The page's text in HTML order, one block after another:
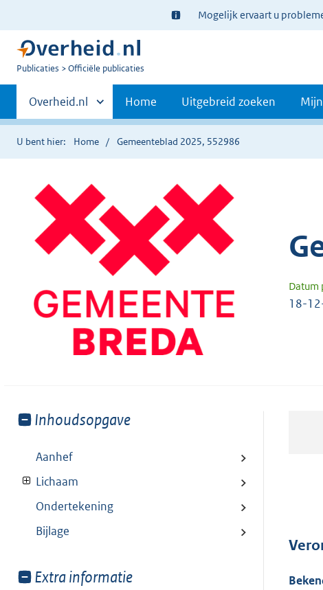
Ter
informatie:
Mogelijk ervaart u
U
Publicaties Officiële publicaties
Primaire
navigatie
Andere
sites
binnen
Overheid.nl Home Uitgebreid zoeken
U bent hier: Home Gemeenteblad 2025, 552986
Datum
18-
Toon
van:
Inhoudsopgave
Aanhef
Lichaam
Ondertekening
Bijlage
Toon
Extra informatie